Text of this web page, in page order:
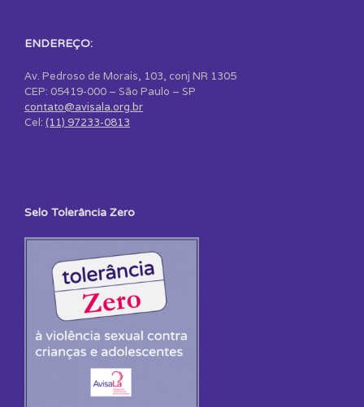
ENDEREÇO:
Av. Pedroso de Morais, 103, conj NR 1305
CEP: 05419-000 – São Paulo – SP
contato@avisala.org.br
Cel: (11) 97233-0813
Selo Tolerância Zero